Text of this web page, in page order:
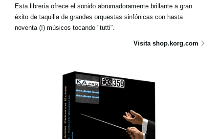
Esta librería ofrece el sonido abrumadoramente brillante a gran
éxito de taquilla de grandes orquestas sinfónicas con hasta
noventa (!) músicos tocando "tutti".
Visita shop.korg.com